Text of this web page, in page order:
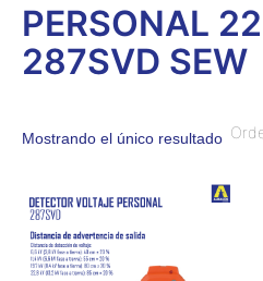
PERSONAL
287SVD SEW
Mostrando el único resultado